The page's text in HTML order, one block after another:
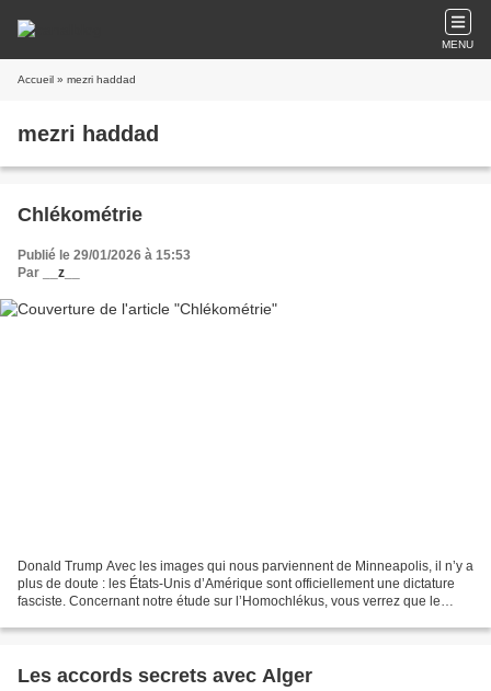
MENU
Accueil » mezri haddad
mezri haddad
Chlékométrie
Publié le 29/01/2026 à 15:53
Par
__z__
Donald Trump Avec les images qui nous parviennent de Minneapolis, il n’y a
plus de doute : les États-Unis d’Amérique sont officiellement une dictature
fasciste. Concernant notre étude sur l’Homochlékus, vous verrez que le
Les accords secrets avec Alger